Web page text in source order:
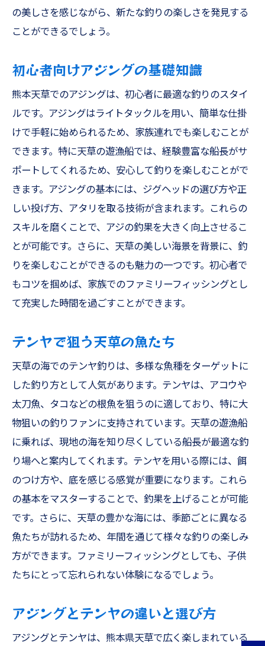
の美しさを感じながら、新たな釣りの楽しさを発見する
ことができるでしょう。
初心者向けアジングの基礎知識
熊本天草でのアジングは、初心者に最適な釣りのスタイ
ルです。アジングはライトタックルを用い、簡単な仕掛
けで手軽に始められるため、家族連れでも楽しむことが
できます。特に天草の遊漁船では、経験豊富な船長がサ
ポートしてくれるため、安心して釣りを楽しむことがで
きます。アジングの基本には、ジグヘッドの選び方や正
しい投げ方、アタリを取る技術が含まれます。これらの
スキルを磨くことで、アジの釣果を大きく向上させるこ
とが可能です。さらに、天草の美しい海景を背景に、釣
りを楽しむことができるのも魅力の一つです。初心者で
もコツを掴めば、家族でのファミリーフィッシングとし
て充実した時間を過ごすことができます。
テンヤで狙う天草の魚たち
天草の海でのテンヤ釣りは、多様な魚種をターゲットに
した釣り方として人気があります。テンヤは、アコウや
太刀魚、タコなどの根魚を狙うのに適しており、特に大
物狙いの釣りファンに支持されています。天草の遊漁船
に乗れば、現地の海を知り尽くしている船長が最適な釣
り場へと案内してくれます。テンヤを用いる際には、餌
のつけ方や、底を感じる感覚が重要になります。これら
の基本をマスターすることで、釣果を上げることが可能
です。さらに、天草の豊かな海には、季節ごとに異なる
魚たちが訪れるため、年間を通じて様々な釣りの楽しみ
方ができます。ファミリーフィッシングとしても、子供
たちにとって忘れられない体験になるでしょう。
アジングとテンヤの違いと選び方
アジングとテンヤは、熊本県天草で広く楽しまれている